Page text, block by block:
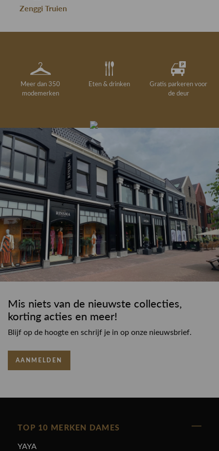
Zenggi Truien
Meer dan 350
modemerken
Eten & drinken
Gratis parkeren voor
de deur
drankje
Gratis retourneren in
de winkel
Deskundig
kledingadvies
Mis niets van de nieuwste collecties,
korting acties en meer!
Blijf op de hoogte en schrijf je in op onze nieuwsbrief.
AANMELDEN
TOP 10 MERKEN DAMES
YAYA